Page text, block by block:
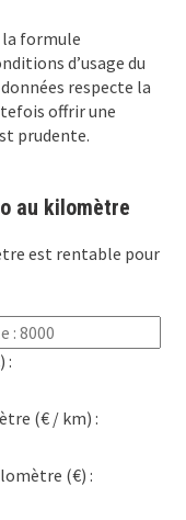
formule
d’usage du
respecte la
offrir une
prudente.
au kilomètre
est rentable pour
:
(€ / km) :
(€) :